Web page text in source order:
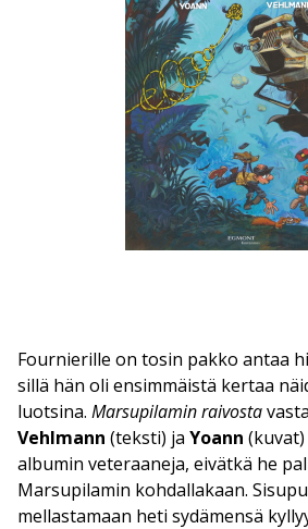
Fournierille on tosin pakko antaa
sillä hän oli ensimmäistä kertaa
luotsina. Marsupilamin raivosta
Vehlmann (teksti) ja Yoann
albumin veteraaneja, eivätkä he
Marsupilamin kohdallakaan.
mellastamaan heti sydämensä